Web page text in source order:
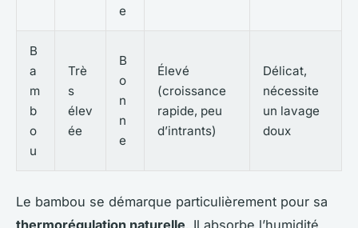
e
B
a
m
b
o
u
Trè
s
élev
ée
B
o
n
n
e
Élevé
(croissance
rapide, peu
d’intrants)
Délicat,
nécessite
un lavage
doux
Le bambou se démarque particulièrement pour sa